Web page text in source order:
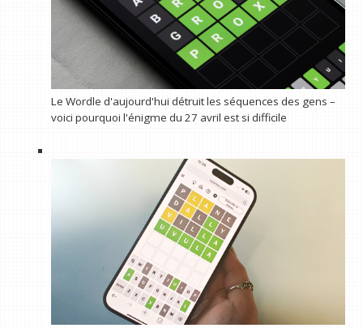
Le Wordle d'aujourd'hui détruit les séquences des gens –
voici pourquoi l'énigme du 27 avril est si difficile